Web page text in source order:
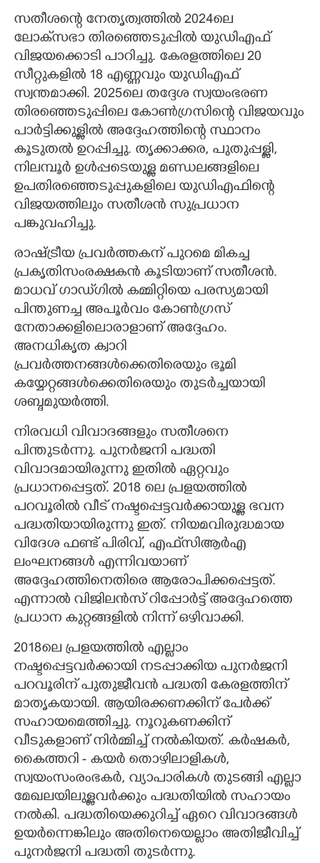
സതീശന്റെ നേതൃത്വത്തിൽ 2024ലെ
ലോക്‌സഭാ തിരഞ്ഞെടുപ്പിൽ യുഡിഎഫ്
വിജയക്കൊടി പാറിച്ചു. കേരളത്തിലെ 20
സീറ്റുകളിൽ 18 എണ്ണവും യുഡിഎഫ്
സ്വന്തമാക്കി. 2025ലെ തദ്ദേശ സ്വയംഭരണ
തിരഞ്ഞെടുപ്പിലെ കോൺഗ്രസിന്റെ വിജയവും
പാർട്ടിക്കുള്ളിൽ അദ്ദേഹത്തിന്റെ സ്ഥാനം
കൂടുതൽ ഉറപ്പിച്ചു. തൃക്കാക്കര, പുതുപ്പള്ളി,
നിലമ്പൂർ ഉൾപ്പടെയുള്ള മണ്ഡലങ്ങളിലെ
ഉപതിരഞ്ഞെടുപ്പുകളിലെ യുഡിഎഫിന്റെ
വിജയത്തിലും സതീശൻ സുപ്രധാന
പങ്കുവഹിച്ചു.
രാഷ്ട്രീയ പ്രവർത്തകന് പുറമെ മികച്ച
പ്രകൃതിസംരക്ഷകൻ കൂടിയാണ് സതീശൻ.
മാധവ് ഗാഡ്‌‌ഗിൽ കമ്മിറ്റിയെ പരസ്യമായി
പിന്തുണച്ച അപൂർവം കോൺഗ്രസ്
നേതാക്കളിലൊരാളാണ് അദ്ദേഹം.
അനധികൃത ക്വാറി
പ്രവർത്തനങ്ങൾക്കെതിരെയും ഭൂമി
കയ്യേറ്റങ്ങൾക്കെതിരെയും തുടർച്ചയായി
ശബ്ദമുയർത്തി.
നിരവധി വിവാദങ്ങളും സതീശനെ
പിന്തുടർന്നു. പുനർജനി പദ്ധതി
വിവാദമായിരുന്നു ഇതിൽ ഏറ്റവും
പ്രധാനപ്പെട്ടത്. 2018 ലെ പ്രളയത്തിൽ
പറവൂരിൽ വീട് നഷ്ടപ്പെട്ടവർക്കായുള്ള ഭവന
പദ്ധതിയായിരുന്നു ഇത്. നിയമവിരുദ്ധമായ
വിദേശ ഫണ്ട് പിരിവ്, എഫ്‌സി‌ആർ‌എ
ലംഘനങ്ങൾ എന്നിവയാണ്
അദ്ദേഹത്തിനെതിരെ ആരോപിക്കപ്പെട്ടത്.
എന്നാൽ വിജിലൻസ് റിപ്പോർട്ട് അദ്ദേഹത്തെ
പ്രധാന കുറ്റങ്ങളിൽ നിന്ന് ഒഴിവാക്കി.
2018ലെ പ്രളയത്തിൽ എല്ലാം
നഷ്ടപ്പെട്ടവർക്കായി നടപ്പാക്കിയ പുനർജനി
പറവൂരിന് പുതുജീവൻ പദ്ധതി കേരളത്തിന്
മാതൃകയായി. ആയിരക്കണക്കിന് പേർക്ക്
സഹായമെത്തിച്ചു. നൂറുകണക്കിന്
വീടുകളാണ് നിർമ്മിച്ച് നൽകിയത്. കർഷകർ,
കൈത്തറി - കയർ തൊഴിലാളികൾ,
സ്വയംസംരംഭകർ, വ്യാപാരികൾ തുടങ്ങി എല്ലാ
മേഖലയിലുള്ളവർക്കും പദ്ധതിയിൽ സഹായം
നൽകി. പദ്ധതിയെക്കുറിച്ച് ഏറെ വിവാദങ്ങൾ
ഉയർന്നെങ്കിലും അതിനെയെല്ലാം അതിജീവിച്ച്
പുനർജനി പദ്ധതി തുടർന്നു.